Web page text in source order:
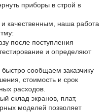
приборы в строй в
качественным, наша работа
после поступления
и определяют
сообщаем заказчику
стоимость и срок
расходов.
склад экранов, плат,
моделей позволяет